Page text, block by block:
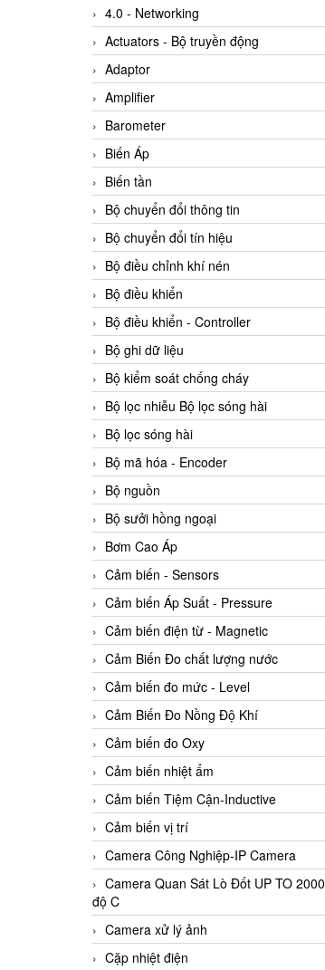
4.0 - Networking
Actuators - Bộ truyền động
Adaptor
Amplifier
Barometer
Biến Áp
Biến tần
Bộ chuyển đổi thông tin
Bộ chuyển đổi tín hiệu
Bộ điều chỉnh khí nén
Bộ điều khiển
Bộ điều khiển - Controller
Bộ ghi dữ liệu
Bộ kiểm soát chống cháy
Bộ lọc nhiễu Bộ lọc sóng hài
Bộ lọc sóng hài
Bộ mã hóa - Encoder
Bộ nguồn
Bộ sưởi hồng ngoại
Bơm Cao Áp
Cảm biến - Sensors
Cảm biến Áp Suất - Pressure
Cảm biến điện từ - Magnetic
Cảm Biến Đo chất lượng nước
Cảm biến đo mức - Level
Cảm Biến Đo Nồng Độ Khí
Cảm biến đo Oxy
Cảm biến nhiệt ẩm
Cảm biến Tiệm Cận-Inductive
Cảm biến vị trí
Camera Công Nghiệp-IP Camera
Camera Quan Sát Lò Đốt UP TO 2000
độ C
Camera xử lý ảnh
Cặp nhiệt điện